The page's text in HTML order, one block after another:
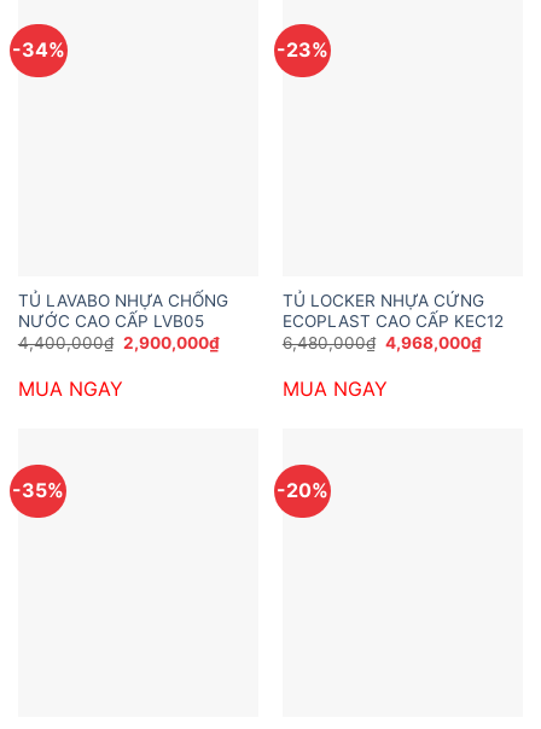
-34%
TỦ LAVABO NHỰA CHỐNG
NƯỚC CAO CẤP LVB05
4,400,000₫ Giá
gốc
4,400,000₫.
2,900,000₫Giá
hiện
MUA NGAY
-23%
TỦ LOCKER NHỰA CỨNG
ECOPLAST CAO CẤP KEC12
6,480,000₫ Giá
gốc
6,480,000₫.
4,968,000₫Giá
hiện
MUA NGAY
-35% -20%